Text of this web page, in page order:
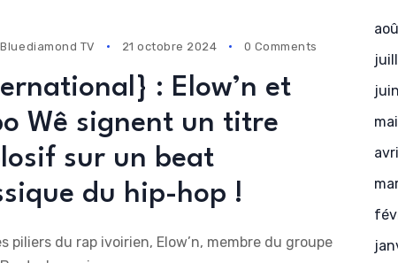
Bluediamond TV 21 octobre 2024 0 Comments
: Elow’n et
Wê signent un titre
sur un beat
du hip-hop !
piliers du rap ivoirien, Elow’n, membre du groupe